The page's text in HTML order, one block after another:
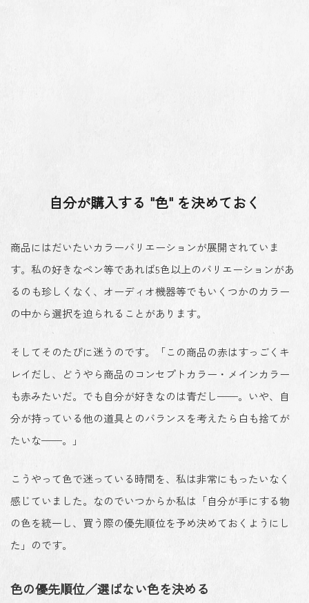
自分が購入する "色" を決めておく
商品にはだいたいカラーバリエーションが展開されていま
す。私の好きなペン等であれば5色以上のバリエーションがあ
るのも珍しくなく、オーディオ機器等でもいくつかのカラー
の中から選択を迫られることがあります。
そしてそのたびに迷うのです。「この商品の赤はすっごくキ
レイだし、どうやら商品のコンセプトカラー・メインカラー
も赤みたいだ。でも自分が好きなのは青だし——。いや、自
分が持っている他の道具とのバランスを考えたら白も捨てが
たいな——。」
こうやって色で迷っている時間を、私は非常にもったいなく
感じていました。なのでいつからか私は「自分が手にする物
の色を統一し、買う際の優先順位を予め決めておくようにし
た 」のです。
色の優先順位／選ばない色を決める